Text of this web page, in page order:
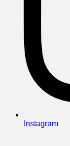
Instagram